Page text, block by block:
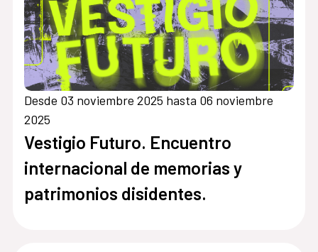
Desde 03 noviembre 2025 hasta 06 noviembre
2025
Vestigio Futuro. Encuentro
internacional de memorias y
patrimonios disidentes.